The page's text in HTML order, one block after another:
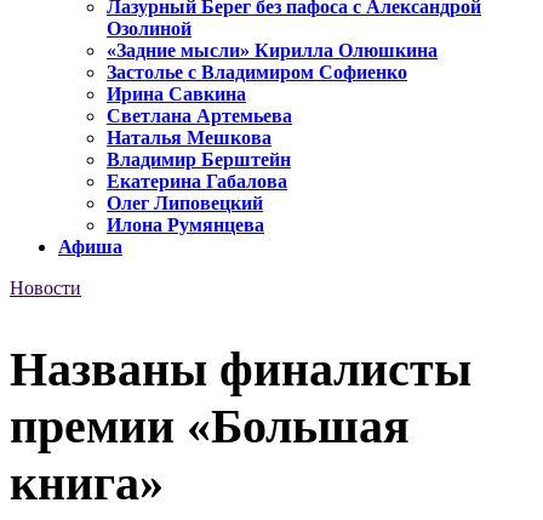
Лазурный Берег без пафоса с Александрой
Озолиной
«Задние мысли» Кирилла Олюшкина
Застолье с Владимиром Софиенко
Ирина Савкина
Светлана Артемьева
Наталья Мешкова
Владимир Берштейн
Екатерина Габалова
Олег Липовецкий
Илона Румянцева
Афиша
Новости
Названы финалисты
премии «Большая
книга»